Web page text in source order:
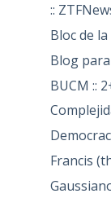
::
Bloc de
Blog
BUCM ::
Francis